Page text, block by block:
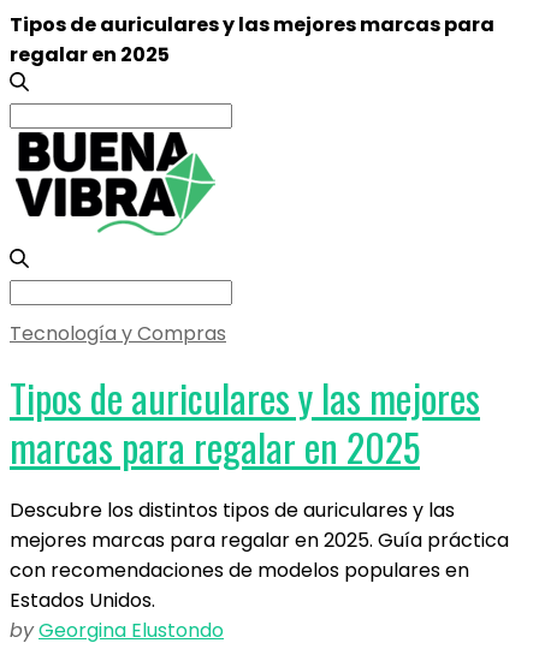
Tipos de auriculares y las mejores marcas para
regalar en 2025
Search
for:
Search
Tecnología y Compras
Tipos de auriculares y las mejores
marcas para regalar en 2025
Descubre los distintos tipos de auriculares y las
mejores marcas para regalar en 2025. Guía práctica
con recomendaciones de modelos populares en
Estados Unidos.
byGeorgina Elustondo